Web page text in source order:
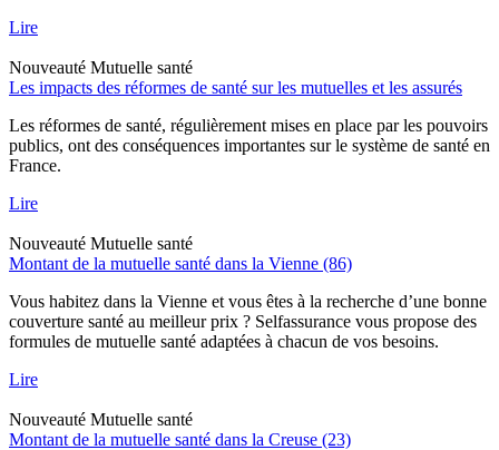
Lire
Nouveauté Mutuelle santé
Les impacts des réformes de santé sur les mutuelles et les assurés
Les réformes de santé, régulièrement mises en place par les pouvoirs
publics, ont des conséquences importantes sur le système de santé en
France.
Lire
Nouveauté Mutuelle santé
Montant de la mutuelle santé dans la Vienne (86)
Vous habitez dans la Vienne et vous êtes à la recherche d’une bonne
couverture santé au meilleur prix ? Selfassurance vous propose des
formules de mutuelle santé adaptées à chacun de vos besoins.
Lire
Nouveauté Mutuelle santé
Montant de la mutuelle santé dans la Creuse (23)